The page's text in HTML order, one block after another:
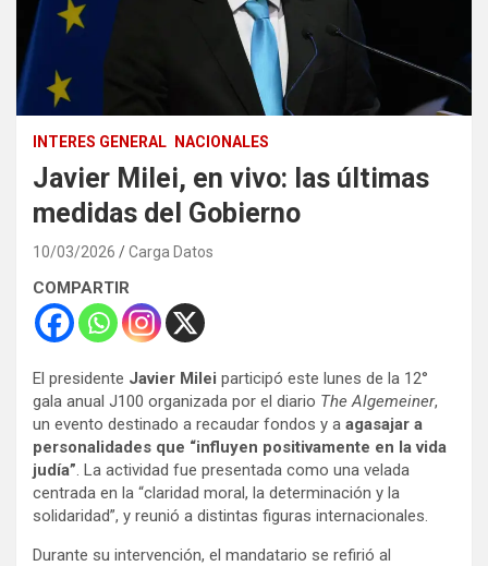
INTERES GENERAL NACIONALES
Javier Milei, en vivo: las últimas
medidas del Gobierno
10/03/2026 Carga Datos
COMPARTIR
El presidente Javier Milei participó este lunes de la 12°
gala anual J100 organizada por el diario The Algemeiner,
un evento destinado a recaudar fondos y a agasajar a
personalidades que “influyen positivamente en la vida
judía” . La actividad fue presentada como una velada
centrada en la “claridad moral, la determinación y la
solidaridad”, y reunió a distintas figuras internacionales.
Durante su intervención, el mandatario se refirió al